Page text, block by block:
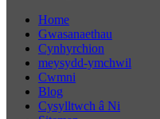
Home
Gwasanaethau
Cynhyrchion
meysydd-ymchwil
Cwmni
Blog
Cysylltwch â Ni